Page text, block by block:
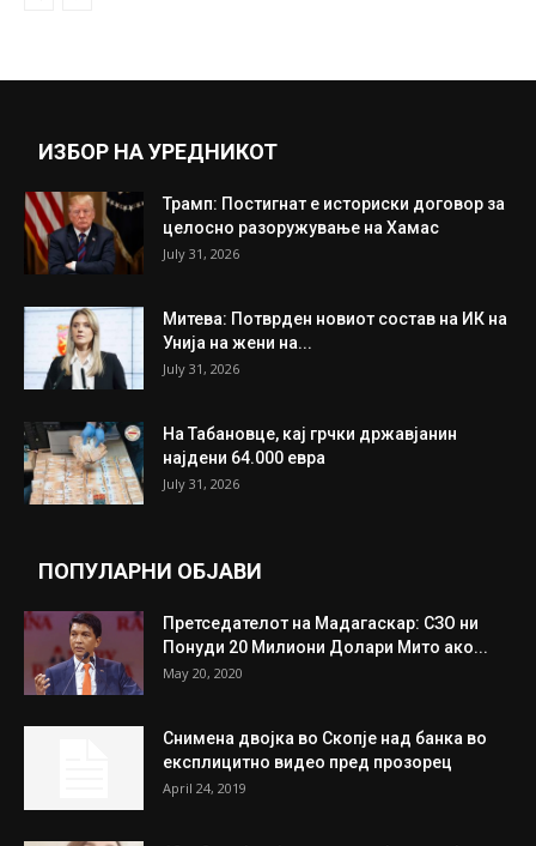
ИЗБОР НА УРЕДНИКОТ
Трамп: Постигнат е историски договор за
целосно разоружување на Хамас
July 31, 2026
Митева: Потврден новиот состав на ИК на
Унија на жени на...
July 31, 2026
На Табановце, кај грчки државјанин
најдени 64.000 евра
July 31, 2026
ПОПУЛАРНИ ОБЈАВИ
Претседателот на Мадагаскар: СЗО ни
Понуди 20 Милиони Долари Мито ако...
May 20, 2020
Снимена двојка во Скопје над банка во
експлицитно видео пред прозорец
April 24, 2019